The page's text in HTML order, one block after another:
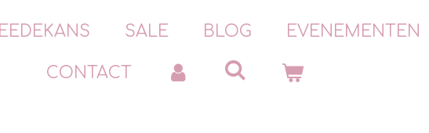
SALE BLOG EVENEMENTEN
CONTACT